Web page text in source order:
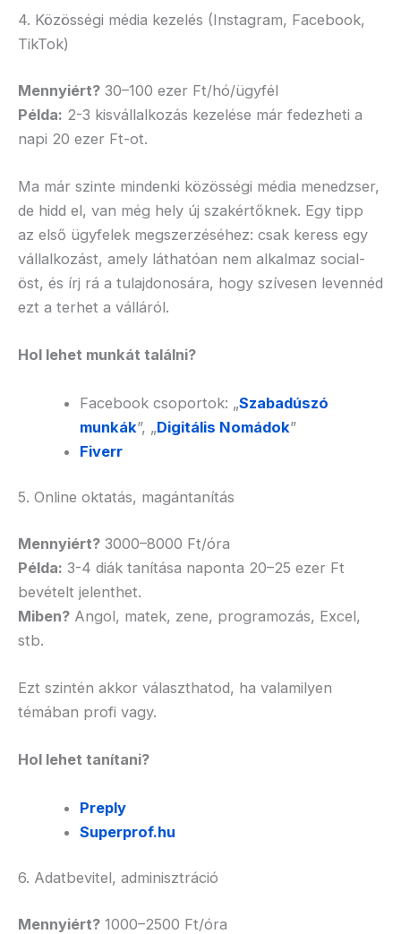
4. Közösségi média kezelés (Instagram, Facebook,
TikTok)
Mennyiért? 30–100 ezer Ft/hó/ügyfél
Példa: 2-3 kisvállalkozás kezelése már fedezheti a
napi 20 ezer Ft-ot.
Ma már szinte mindenki közösségi média menedzser,
de hidd el, van még hely új szakértőknek. Egy tipp
az első ügyfelek megszerzéséhez: csak keress egy
vállalkozást, amely láthatóan nem alkalmaz social-
öst, és írj rá a tulajdonosára, hogy szívesen levennéd
ezt a terhet a válláról.
Hol lehet munkát találni?
Facebook csoportok: „Szabadúszó
munkák”, „Digitális Nomádok”
Fiverr
5. Online oktatás, magántanítás
Mennyiért? 3000–8000 Ft/óra
Példa: 3-4 diák tanítása naponta 20–25 ezer Ft
bevételt jelenthet.
Miben? Angol, matek, zene, programozás, Excel,
stb.
Ezt szintén akkor választhatod, ha valamilyen
témában profi vagy.
Hol lehet tanítani?
Preply
Superprof.hu
6. Adatbevitel, adminisztráció
Mennyiért? 1000–2500 Ft/óra